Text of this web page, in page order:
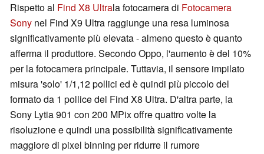
Rispetto al Find X8 Ultrala fotocamera di Fotocamera
Sony nel Find X9 Ultra raggiunge una resa luminosa
significativamente più elevata - almeno questo è quanto
afferma il produttore. Secondo Oppo, l'aumento è del 10%
per la fotocamera principale. Tuttavia, il sensore impilato
misura 'solo' 1/1,12 pollici ed è quindi più piccolo del
formato da 1 pollice del Find X8 Ultra. D'altra parte, la
Sony Lytia 901 con 200 MPix offre quattro volte la
risoluzione e quindi una possibilità significativamente
maggiore di pixel binning per ridurre il rumore